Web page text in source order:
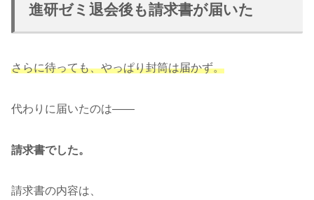
進研ゼミ退会後も請求書が届いた
さらに待っても、やっぱり封筒は届かず。
代わりに届いたのは――
請求書でした。
請求書の内容は、